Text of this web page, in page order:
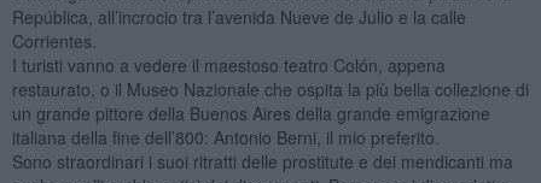
República, all’incrocio tra l’avenida Nueve de Julio e la calle
Corrientes.
I turisti vanno a vedere il maestoso teatro Colón, appena
restaurato, o il Museo Nazionale che ospita la più bella collezione di
un grande pittore della Buenos Aires della grande emigrazione
italiana della fine dell’800: Antonio Berni, il mio preferito.
Sono straordinari i suoi ritratti delle prostitute e dei mendicanti ma